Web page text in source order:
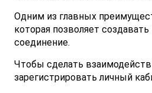
Одним из главных
которая позволяет
соединение.
Чтобы сделать
зарегистрировать личный